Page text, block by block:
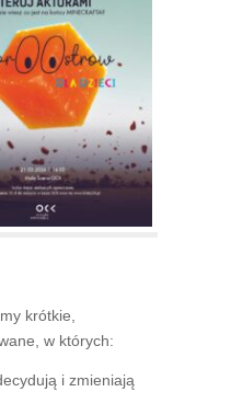
krótkie,
w których:
i zmieniają